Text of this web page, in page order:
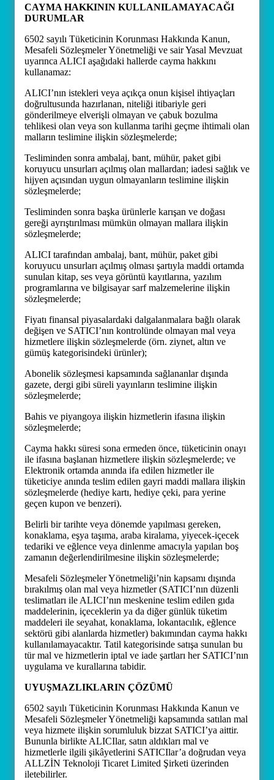
CAYMA HAKKININ KULLANILAMAYACAĞI
DURUMLAR
6502 sayılı Tüketicinin Korunması Hakkında Kanun,
Mesafeli Sözleşmeler Yönetmeliği ve sair Yasal Mevzuat
uyarınca ALICI aşağıdaki hallerde cayma hakkını
kullanamaz:
ALICI’nın istekleri veya açıkça onun kişisel ihtiyaçları
doğrultusunda hazırlanan, niteliği itibariyle geri
gönderilmeye elverişli olmayan ve çabuk bozulma
tehlikesi olan veya son kullanma tarihi geçme ihtimali olan
malların teslimine ilişkin sözleşmelerde;
Tesliminden sonra ambalaj, bant, mühür, paket gibi
koruyucu unsurları açılmış olan mallardan; iadesi sağlık ve
hijyen açısından uygun olmayanların teslimine ilişkin
sözleşmelerde;
Tesliminden sonra başka ürünlerle karışan ve doğası
gereği ayrıştırılması mümkün olmayan mallara ilişkin
sözleşmelerde;
ALICI tarafından ambalaj, bant, mühür, paket gibi
koruyucu unsurları açılmış olması şartıyla maddi ortamda
sunulan kitap, ses veya görüntü kayıtlarına, yazılım
programlarına ve bilgisayar sarf malzemelerine ilişkin
sözleşmelerde;
Fiyatı finansal piyasalardaki dalgalanmalara bağlı olarak
değişen ve SATICI’nın kontrolünde olmayan mal veya
hizmetlere ilişkin sözleşmelerde (örn. ziynet, altın ve
gümüş kategorisindeki ürünler);
Abonelik sözleşmesi kapsamında sağlananlar dışında
gazete, dergi gibi süreli yayınların teslimine ilişkin
sözleşmelerde;
Bahis ve piyangoya ilişkin hizmetlerin ifasına ilişkin
sözleşmelerde;
Cayma hakkı süresi sona ermeden önce, tüketicinin onayı
ile ifasına başlanan hizmetlere ilişkin sözleşmelerde; ve
Elektronik ortamda anında ifa edilen hizmetler ile
tüketiciye anında teslim edilen gayri maddi mallara ilişkin
sözleşmelerde (hediye kartı, hediye çeki, para yerine
geçen kupon ve benzeri).
Belirli bir tarihte veya dönemde yapılması gereken,
konaklama, eşya taşıma, araba kiralama, yiyecek-içecek
tedariki ve eğlence veya dinlenme amacıyla yapılan boş
zamanın değerlendirilmesine ilişkin sözleşmelerde;
Mesafeli Sözleşmeler Yönetmeliği’nin kapsamı dışında
bırakılmış olan mal veya hizmetler (SATICI’nın düzenli
teslimatları ile ALICI’nın meskenine teslim edilen gıda
maddelerinin, içeceklerin ya da diğer günlük tüketim
maddeleri ile seyahat, konaklama, lokantacılık, eğlence
sektörü gibi alanlarda hizmetler) bakımından cayma hakkı
kullanılamayacaktır. Tatil kategorisinde satışa sunulan bu
tür mal ve hizmetlerin iptal ve iade şartları her SATICI’nın
uygulama ve kurallarına tabidir.
UYUŞMAZLIKLARIN ÇÖZÜMÜ
6502 sayılı Tüketicinin Korunması Hakkında Kanun ve
Mesafeli Sözleşmeler Yönetmeliği kapsamında satılan mal
veya hizmete ilişkin sorumluluk bizzat SATICI’ya aittir.
Bununla birlikte ALICIlar, satın aldıkları mal ve
hizmetlerle ilgili şikâyetlerini SATICIlar’a doğrudan veya
ALLZİN Teknoloji Ticaret Limited Şirketi üzerinden
iletebilirler.